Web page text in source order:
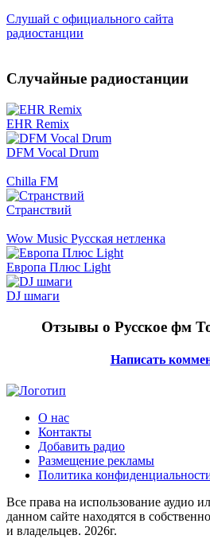
Слушай с официального сайта
радиостанции
Случайные радиостанции
EHR Remix
DFM Vocal Drum
Chilla FM
Странствий
Wow Music Русская нетленка
Европа Плюс Light
DJ шмаги
Отзывы о Русское фм
Написать
О нас
Контакты
Добавить радио
Размещение рекламы
Политика
Все права на использование аудио
данном сайте находятся в
и владельцев. 2026г.